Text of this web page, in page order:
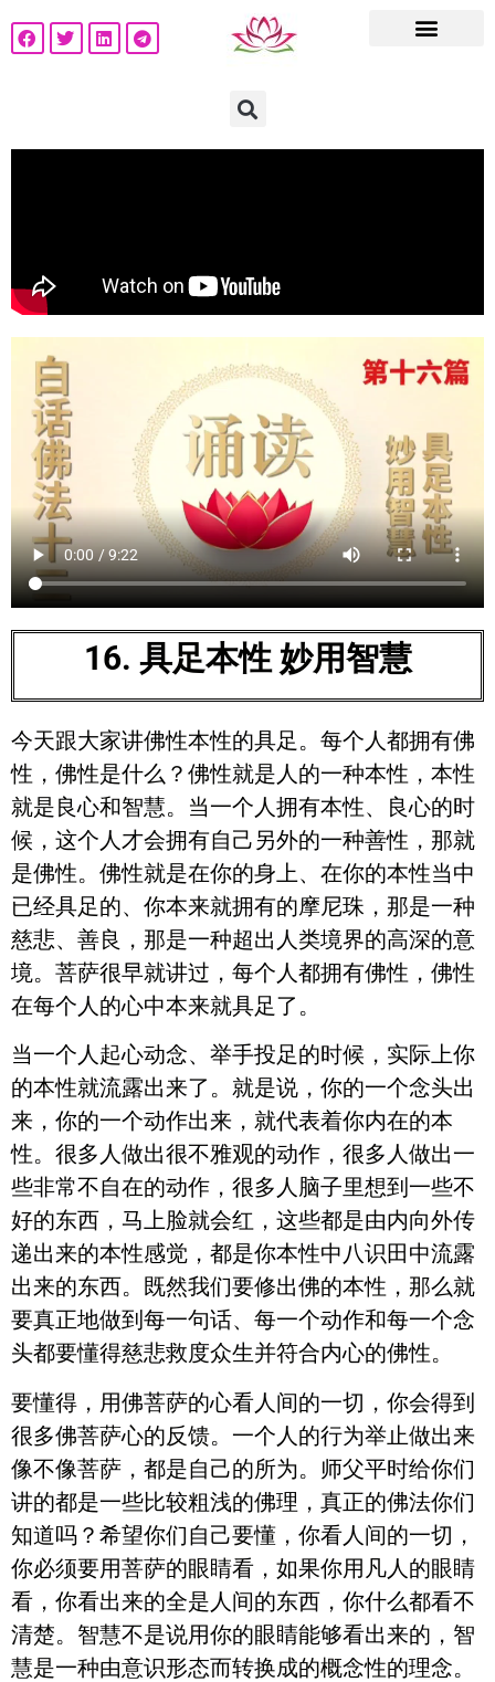
16. 具足本性 妙用智慧
今天跟大家讲佛性本性的具足。每个人都拥有佛
性，佛性是什么？佛性就是人的一种本性，本性
就是良心和智慧。当一个人拥有本性、良心的时
候，这个人才会拥有自己另外的一种善性，那就
是佛性。佛性就是在你的身上、在你的本性当中
已经具足的、你本来就拥有的摩尼珠，那是一种
慈悲、善良，那是一种超出人类境界的高深的意
境。菩萨很早就讲过，每个人都拥有佛性，佛性
在每个人的心中本来就具足了。
当一个人起心动念、举手投足的时候，实际上你
的本性就流露出来了。就是说，你的一个念头出
来，你的一个动作出来，就代表着你内在的本
性。很多人做出很不雅观的动作，很多人做出一
些非常不自在的动作，很多人脑子里想到一些不
好的东西，马上脸就会红，这些都是由内向外传
递出来的本性感觉，都是你本性中八识田中流露
出来的东西。既然我们要修出佛的本性，那么就
要真正地做到每一句话、每一个动作和每一个念
头都要懂得慈悲救度众生并符合内心的佛性。
要懂得，用佛菩萨的心看人间的一切，你会得到
很多佛菩萨心的反馈。一个人的行为举止做出来
像不像菩萨，都是自己的所为。师父平时给你们
讲的都是一些比较粗浅的佛理，真正的佛法你们
知道吗？希望你们自己要懂，你看人间的一切，
你必须要用菩萨的眼睛看，如果你用凡人的眼睛
看，你看出来的全是人间的东西，你什么都看不
清楚。智慧不是说用你的眼睛能够看出来的，智
慧是一种由意识形态而转换成的概念性的理念。